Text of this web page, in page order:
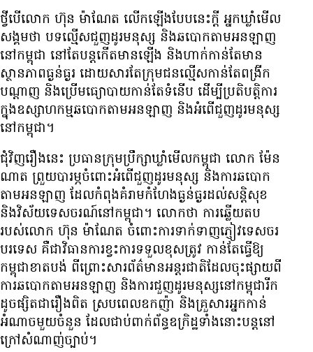
ថ្វីបើ​លោក ហ៊ុន ម៉ាណែត លើក​ឡើង​បែប​នេះ​ក្ដី អ្នក​ឃ្លាំមើល​
សង្គម​ថា បទល្មើស​ជួញដូរ​មនុស្ស និង​ឆបោក​តាម​អនឡាញ​
នៅ​កម្ពុជា នៅតែ​បន្ត​កើត​មាន​ឡើង និង​ហាក់​កាន់​តែ​មាន​
ស្ថានភាព​ធ្ងន់ធ្ងរ ដោយសារតែ​ក្រុម​ជនល្មើស​កាន់តែ​ពង្រីក​
បណ្ដាញ និង​ប្រើ​មធ្យោបាយ​កាន់តែ​ទំនើប ដើម្បី​ប្រតិបត្តិការ​
ក្នុង​ឧស្សាហកម្ម​ឆបោក​តាម​អនឡាញ និង​អំពើ​ជួញដូរ​មនុស្ស​
នៅ​កម្ពុជា។
ជុំវិញ​រឿង​នេះ ប្រធាន​ក្រុមប្រឹក្សា​ឃ្លាំមើល​កម្ពុជា លោក ម៉ែន
ណាត ព្រួយបារម្ភ​ចំពោះ​អំពើ​ជួញដូរ​មនុស្ស និង​ការ​ឆបោក​
តាម​អនឡាញ ដែល​កំពុង​គំរាម​កំហែង​ធ្ងន់ធ្ងរ​ដល់​សន្តិសុខ
និង​វិស័យ​ទេសចរណ៍​នៅ​កម្ពុជា។ លោក​ថា ការ​ឆ្លើយតប​
របស់​លោក ហ៊ុន ម៉ាណែត ចំពោះ​ការ​ទាក់ទាញ​ភ្ញៀវ​ទេសចរ​
បរទេស គឺ​ជា​វិធានការ​ខ្វះ​ការ​ទទួល​ខុសត្រូវ កាន់តែ​ធ្វើ​ឱ្យ​
កម្ពុជា​ខាតបង់ ពីព្រោះ​សារព័ត៌មាន​អន្តរជាតិ​ដែល​ចុះផ្សាយ​ពី​
ការ​ឆបោក​តាម​អនឡាញ និង​ការ​ជួញ​ដូរ​មនុស្ស​នៅ​កម្ពុជា​រីក​
ដូច​ផ្សិត​ជា​រឿង​ពិត ស្រប​ពេល​ឧកញ៉ា និង​គ្រួសារ​អ្នកកាន់
អំណាច​មួយ​ចំនួន ដែល​​ជាប់​ពាក់ព័ន្ធ​​ឧក្រិដ្ឋ​ទាំងនោះ​បន្ត​នៅ​
ក្រៅ​សំណាញ់​ច្បាប់។